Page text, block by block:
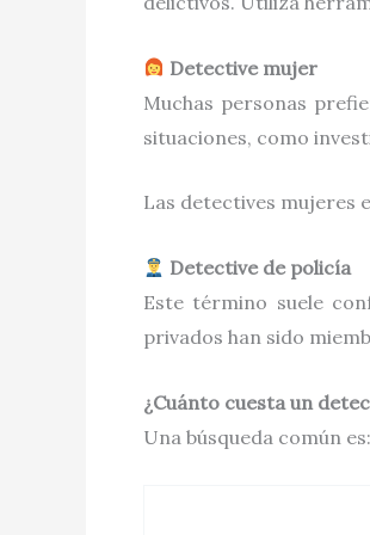
Detective mujer
Muchas personas
situaciones, como
Las detectives mujeres
Detective de policía
Este término suele
privados han sido
¿Cuánto cuesta un
Una búsqueda común es: